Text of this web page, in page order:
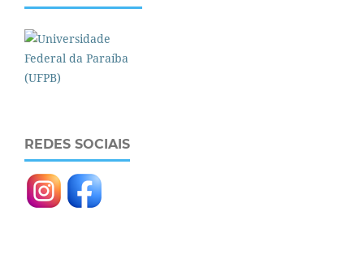
REDES SOCIAIS